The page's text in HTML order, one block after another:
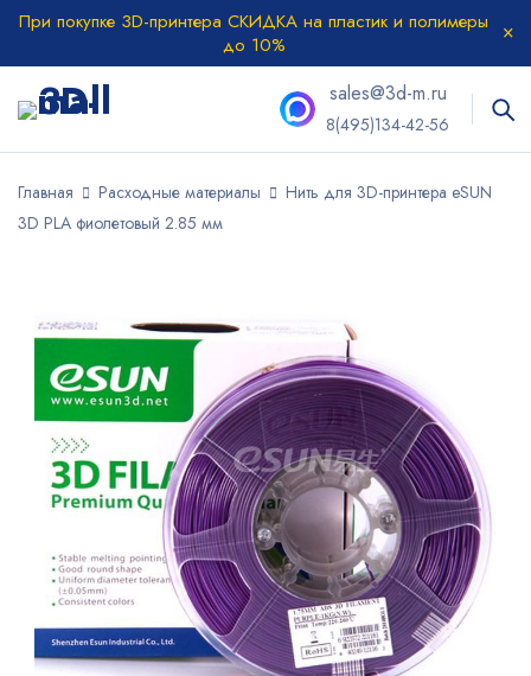
При покупке 3D-принтера СКИДКА на пластик и полимеры
до 10%
sales@3d-m.ru
8(495)134-42-56
Главная Расходные материалы
Нить для 3D-принтера eSUN
3D PLA фиолетовый 2.85 мм